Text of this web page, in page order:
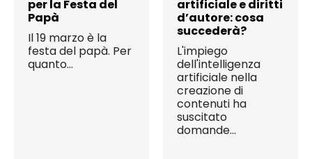
per la Festa del
Papà
Il 19 marzo è la
festa del papà. Per
quanto...
artificiale e diritti
d’autore: cosa
succederà?
L'impiego
dell'intelligenza
artificiale nella
creazione di
contenuti ha
suscitato
domande...